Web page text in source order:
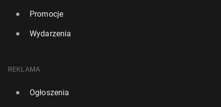
Promocje
Wydarzenia
REKLAMA
Ogłoszenia